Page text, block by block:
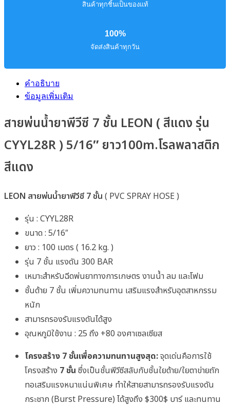
สินค้าทุกชิ้นเป็นของแท้
100%
จัดส่งสินค้าทุกวัน
คำอธิบาย
ข้อมูลเพิ่มเติม
สายพ่นน้ำยาพีวีซี 7 ชั้น LEON ( สีแดง รุ่น
CYYL28R ) 5/16″ ยาว100m.โรลพลาสติก
สีแดง
LEON สายพ่นน้ำยาพีวีซี 7 ชั้น ( PVC SPRAY HOSE )
รุ่น : CYYL28R
ขนาด : 5/16″
ยาว : 100 เมตร ( 16.2 kg. )
รุ่น 7 ชั้น แรงดัน 300 BAR
เหมาะสำหรับฉีดพ่นยาทางการเกษตร งานน้ำ ลม และโฟม
ชั้นด้าย 7 ชั้น เพิ่มความทนทาน เสริมแรงสำหรับอุตสาหกรรม
หนัก
สามารถรองรับแรงดันได้สูง
อุณหภูมิใช้งาน : 25 ถึง +80 องศาเซลเซียส
โครงสร้าง 7 ชั้นเพื่อความทนทานสูงสุด:จุดเด่นคือการใช้
โครงสร้าง 7 ชั้น ซึ่งเป็นชั้นพีวีซีสลับกับชั้นใยด้าย/ใยตาข่ายถัก
ทอเสริมแรงหนาแน่นพิเศษ ทำให้สายสามารถรองรับแรงดัน
กระชาก (Burst Pressure) ได้สูงถึง $300$ บาร์ และทนทาน